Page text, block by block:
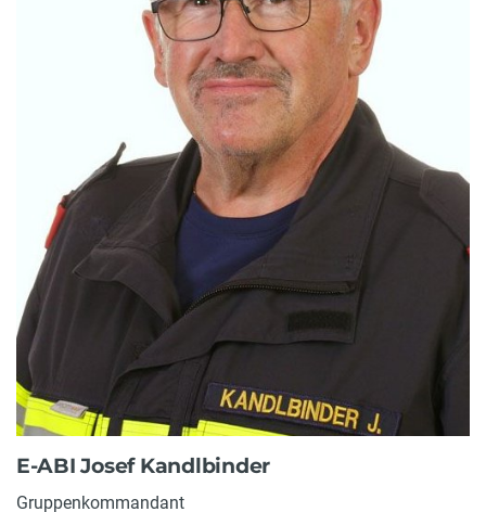
E-ABI Josef Kandlbinder
Gruppenkommandant